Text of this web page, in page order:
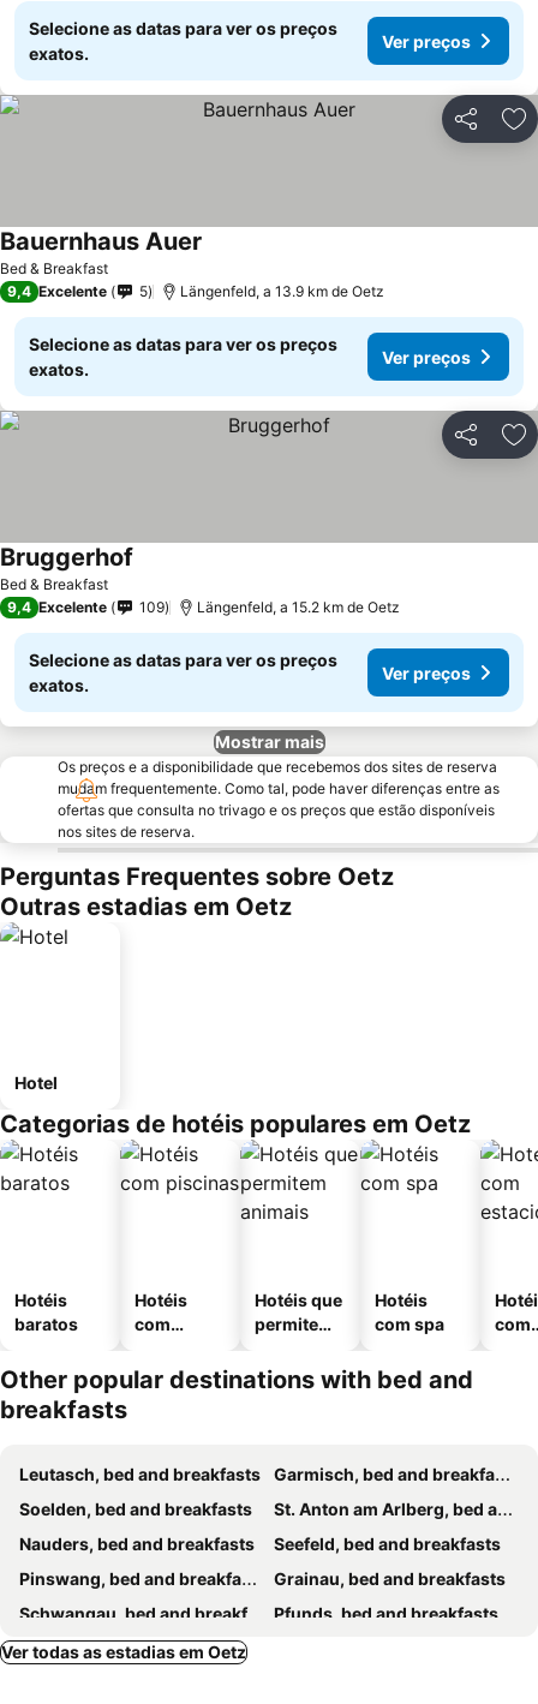
Selecione as datas para ver os preços
exatos.
Ver preços
Partilhar
Bed & Breakfast
Bauernhaus Auer
9,4 Excelente 5 Längenfeld, a 13.9 km de Oetz
Selecione as datas para ver os preços
exatos.
Ver preços
Partilhar
Bed & Breakfast
Bruggerhof
9,4 Excelente 109 Längenfeld, a 15.2 km de Oetz
Selecione as datas para ver os preços
exatos.
Ver preços
Mostrar mais
Os preços e a disponibilidade que recebemos dos sites de reserva
mudam frequentemente. Como tal, pode haver diferenças entre as
ofertas que consulta no trivago e os preços que estão disponíveis
nos sites de reserva.
Perguntas Frequentes sobre Oetz
Outras estadias em Oetz
Hotel
Categorias de hotéis populares em Oetz
Hotéis
baratos
Hotéis
com
Hotéis que
permitem
Hotéis
com spa
com
Other popular destinations with bed and
breakfasts
Leutasch, bed and breakfasts
Garmisch, bed and breakfasts
Soelden, bed and breakfasts
St. Anton am Arlberg, bed and breakfasts
Nauders, bed and breakfasts
Seefeld, bed and breakfasts
Pinswang, bed and breakfasts
Grainau, bed and breakfasts
Schwangau, bed and breakfasts
Pfunds, bed and breakfasts
Fuessen, bed and breakfasts
Ver todas as estadias em Oetz